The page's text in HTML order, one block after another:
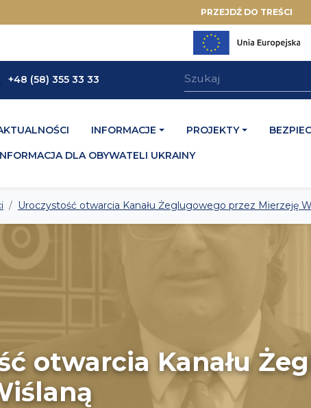
PRZEJDŹ DO TREŚCI
+48 (58) 355 33 33
INFORMACJE PROJEKTY
DLA OBYWATELI UKRAINY
Uroczystość otwarcia Kanału Żeglugowego przez Mierzeję
otwarcia Kanału